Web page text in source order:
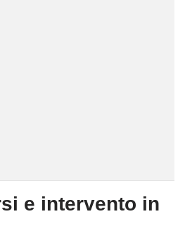
e intervento in